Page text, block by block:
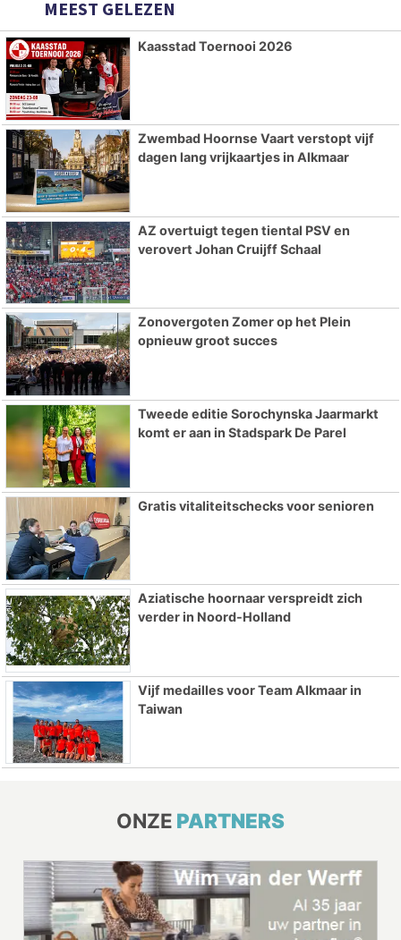
MEEST GELEZEN
Kaasstad Toernooi 2026
Zwembad Hoornse Vaart verstopt vijf
dagen lang vrijkaartjes in Alkmaar
AZ overtuigt tegen tiental PSV en
verovert Johan Cruijff Schaal
Zonovergoten Zomer op het Plein
opnieuw groot succes
Tweede editie Sorochynska Jaarmarkt
komt er aan in Stadspark De Parel
Gratis vitaliteitschecks voor senioren
Aziatische hoornaar verspreidt zich
verder in Noord-Holland
Vijf medailles voor Team Alkmaar in
Taiwan
ONZE PARTNERS